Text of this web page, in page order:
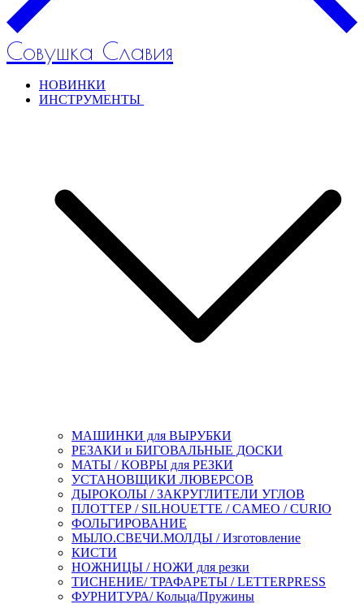
Совушка Славия
НОВИНКИ
ИНСТРУМЕНТЫ
МАШИНКИ для ВЫРУБКИ
РЕЗАКИ и БИГОВАЛЬНЫЕ ДОСКИ
МАТЫ / КОВРЫ для РЕЗКИ
УСТАНОВЩИКИ ЛЮВЕРСОВ
ДЫРОКОЛЫ / ЗАКРУГЛИТЕЛИ УГЛОВ
ПЛОТТЕР / SILHOUETTE / CAMEO / CURIO
ФОЛЬГИРОВАНИЕ
МЫЛО.СВЕЧИ.МОЛДЫ / Изготовление
КИСТИ
НОЖНИЦЫ / НОЖИ для резки
ТИСНЕНИЕ/ ТРАФАРЕТЫ / LETTERPRESS
ФУРНИТУРА/ Кольца/Пружины